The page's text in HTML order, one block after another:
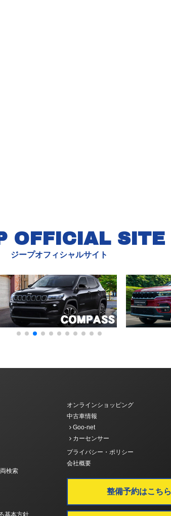
OFFICIAL SITE
ジープオフィシャルサイト
検索
基本方針
オンラインショッピング
中古車情報
Goo-net
カーセンサー
プライバシー・ポリシー
会社概要
整備予約はこちら